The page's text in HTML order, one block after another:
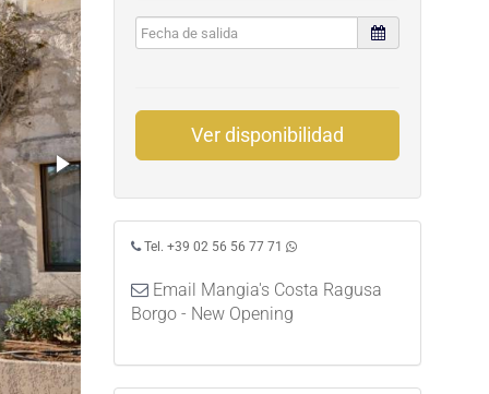
Ver disponibilidad
Tel. +39 02 56 56 77 71
Email Mangia's Costa Ragusa
Borgo - New Opening